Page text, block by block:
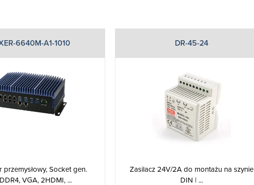
6640M-A1-1010
przemysłowy, Socket gen.
VGA, 2HDMI, ...
DR-45-24
Zasilacz 24V/2A do montażu na szynie
DIN | ...